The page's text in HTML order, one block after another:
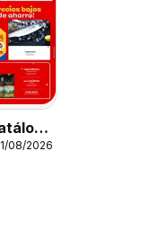
08/2026